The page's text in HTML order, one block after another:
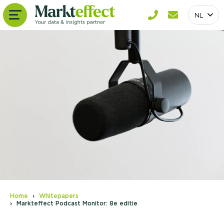
NL
Home
Whitepapers
Markteffect Podcast Monitor: 8e editie